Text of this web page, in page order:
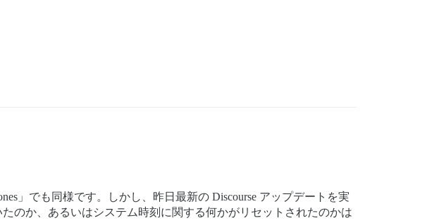
」でも同様です。しかし、昨日最新の Discourse アップデートを実
のか、あるいはシステム時刻に関する何かがリセットされたのかは